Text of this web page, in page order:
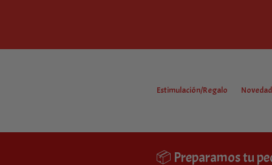
Estimulación/Regalo
📦 Preparamos tu